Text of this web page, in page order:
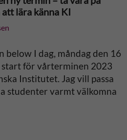
lära känna KI
below I dag, måndag den 16
för vårterminen 2023
Institutet. Jag vill passa
studenter varmt välkomna